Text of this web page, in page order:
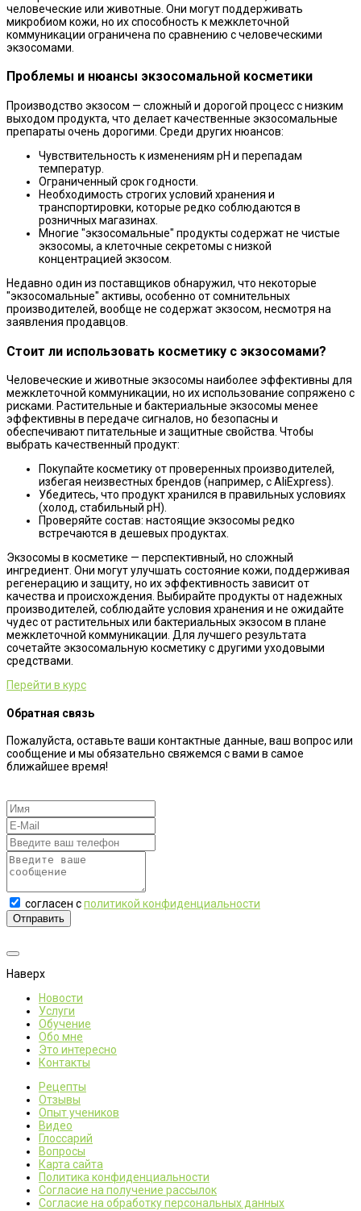
человеческие или животные. Они могут поддерживать
микробиом кожи, но их способность к межклеточной
коммуникации ограничена по сравнению с человеческими
экзосомами.
Проблемы и нюансы экзосомальной косметики
Производство экзосом — сложный и дорогой процесс с низким
выходом продукта, что делает качественные экзосомальные
препараты очень дорогими. Среди других нюансов:
Чувствительность к изменениям рН и перепадам
температур.
Ограниченный срок годности.
Необходимость строгих условий хранения и
транспортировки, которые редко соблюдаются в
розничных магазинах.
Многие "экзосомальные" продукты содержат не чистые
экзосомы, а клеточные секретомы с низкой
концентрацией экзосом.
Недавно один из поставщиков обнаружил, что некоторые
"экзосомальные" активы, особенно от сомнительных
производителей, вообще не содержат экзосом, несмотря на
заявления продавцов.
Стоит ли использовать косметику с экзосомами?
Человеческие и животные экзосомы наиболее эффективны для
межклеточной коммуникации, но их использование сопряжено с
рисками. Растительные и бактериальные экзосомы менее
эффективны в передаче сигналов, но безопасны и
обеспечивают питательные и защитные свойства. Чтобы
выбрать качественный продукт:
Покупайте косметику от проверенных производителей,
избегая неизвестных брендов (например, с AliExpress).
Убедитесь, что продукт хранился в правильных условиях
(холод, стабильный рН).
Проверяйте состав: настоящие экзосомы редко
встречаются в дешевых продуктах.
Экзосомы в косметике — перспективный, но сложный
ингредиент. Они могут улучшать состояние кожи, поддерживая
регенерацию и защиту, но их эффективность зависит от
качества и происхождения. Выбирайте продукты от надежных
производителей, соблюдайте условия хранения и не ожидайте
чудес от растительных или бактериальных экзосом в плане
межклеточной коммуникации. Для лучшего результата
сочетайте экзосомальную косметику с другими уходовыми
средствами.
Перейти в курс
Обратная связь
Пожалуйста, оставьте ваши контактные данные, ваш вопрос или
сообщение и мы обязательно свяжемся с вами в самое
ближайшее время!
согласен сполитикой конфиденциальности
Отправить
Наверх
Новости
Услуги
Обучение
Обо мне
Это интересно
Контакты
Рецепты
Отзывы
Опыт учеников
Видео
Глоссарий
Вопросы
Карта сайта
Политика конфиденциальности
Согласие на получение рассылок
Согласие на обработку персональных данных